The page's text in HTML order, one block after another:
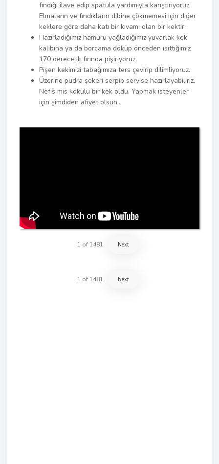
fındığı ilave edip spatula yardımıyla karıştırıyoruz.
Elmaların ve fındıkların dibine çökmemesi için diğer
keklere göre daha katı bir kıvamı olan bir kektir.
Hazırladığımız hamuru yağladığımız yuvarlak kek
kalıbına ya da borcama döküp önceden ısıttığımız
170 derecelik fırında pişiriyoruz.
Pişen kekimizi tabağımıza ters çevirip dilimliyoruz.
Üzerine pudra şekeri serpip servise hazırlayabiliriz.
Nefis mis kokulu bir kek oldu. Yapmak isteyenler
için şimdiden afiyet olsun…
1 of 1481 Next
1 of 1481 Next